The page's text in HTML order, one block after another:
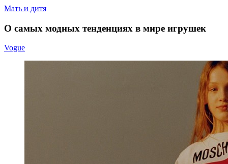
Мать и дитя
О самых модных тенденциях в мире игрушек
Vogue